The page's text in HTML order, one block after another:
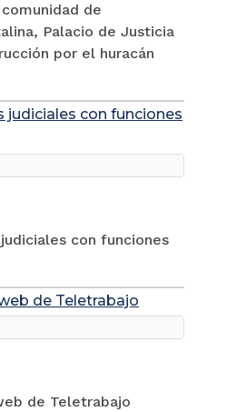
de
Palacio de Justicia
por el huracán
judiciales con funciones
con funciones
de Teletrabajo
de Teletrabajo